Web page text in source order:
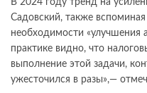
Садовский, также
необходимости «улучшения
практике видно, что
выполнение этой задачи,
ужесточился в разы»,—